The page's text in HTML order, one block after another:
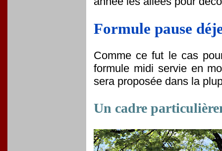
Formule pause
Comme ce fut le cas
formule midi servie en
sera proposée dans la
Un cadre